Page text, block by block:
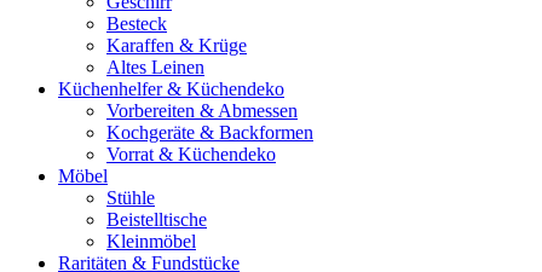
Besteck
Karaffen & Krüge
Altes Leinen
Küchenhelfer & Küchendeko
Vorbereiten & Abmessen
Kochgeräte & Backformen
Vorrat & Küchendeko
Möbel
Stühle
Beistelltische
Kleinmöbel
Raritäten & Fundstücke